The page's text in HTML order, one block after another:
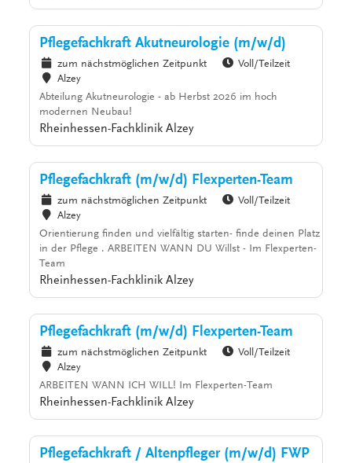
Pflegefachkraft Akutneurologie (m/w/d)
zum nächstmöglichen Zeitpunkt
Voll/Teilzeit
Alzey
Abteilung Akutneurologie - ab Herbst 2026 im hoch
modernen Neubau!
Rheinhessen-Fachklinik Alzey
Pflegefachkraft (m/w/d) Flexperten-Team
zum nächstmöglichen Zeitpunkt
Voll/Teilzeit
Alzey
Orientierung finden und vielfältig starten- finde deinen Platz
in der Pflege . ARBEITEN WANN DU Willst - Im Flexperten-
Team
Rheinhessen-Fachklinik Alzey
Pflegefachkraft (m/w/d) Flexperten-Team
zum nächstmöglichen Zeitpunkt
Voll/Teilzeit
Alzey
ARBEITEN WANN ICH WILL! Im Flexperten-Team
Rheinhessen-Fachklinik Alzey
Pflegefachkraft / Altenpfleger (m/w/d) FWP